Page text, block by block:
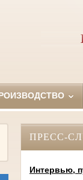
ПРЕСС-
Интервью,